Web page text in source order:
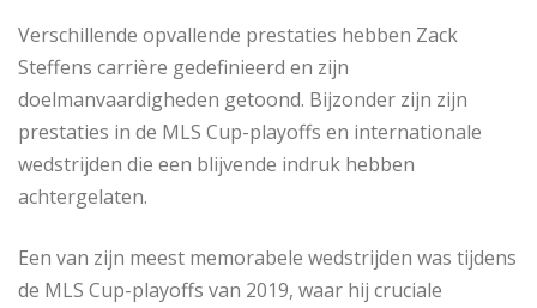
Verschillende opvallende prestaties hebben Zack
Steffens carrière gedefinieerd en zijn
doelmanvaardigheden getoond. Bijzonder zijn zijn
prestaties in de MLS Cup-playoffs en internationale
wedstrijden die een blijvende indruk hebben
achtergelaten.
Een van zijn meest memorabele wedstrijden was tijdens
de MLS Cup-playoffs van 2019, waar hij cruciale